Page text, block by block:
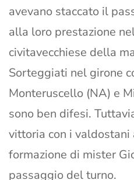
avevano staccato il
alla loro prestazione
civitavecchiese della
Sorteggiati nel girone
Monteruscello (NA) e
sono ben difesi.
vittoria con i valdostani
formazione di mister
passaggio del turno.